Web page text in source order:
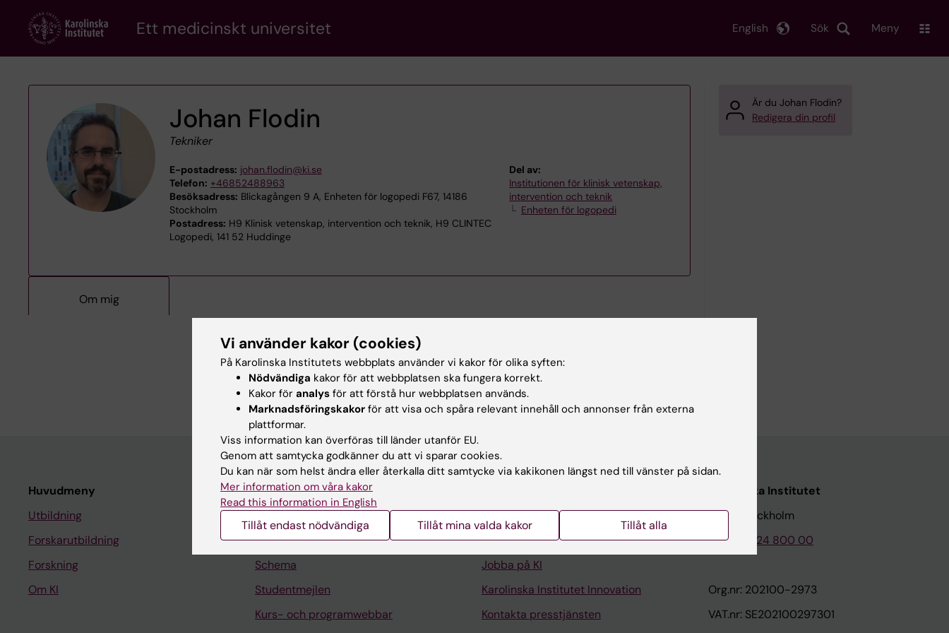
content
Ett medicinskt universitet Sök
English Meny
Johan Flodin
Tekniker
E-postadress: johan.flodin@ki.se
Telefon: +46852488963
Besöksadress: Blickagången 9 A, Enheten för logopedi F67, 14186
Stockholm
Postadress: H9 Klinisk vetenskap, intervention och teknik, H9 CLINTEC
Logopedi, 141 52 Huddinge
Del av:
Institutionen för klinisk vetenskap,
intervention och teknik
Enheten för logopedi
Om mig
Om mig
Teknikansvarig på enheten för Logopedi.
Medicinsk Teknik, Högskoleingenjör, KTH
Är du Johan Flodin?
Redigera din profil
Huvudmeny
Utbildning
Forskarutbildning
Forskning
Om KI
Student
Ladok
Canvas
Schema
Studentmejlen
Kurs- och programwebbar
Universitetsbiblioteket
Stöd forskning och utbildning
Jobba på KI
Karolinska Institutet Innovation
Kontakta presstjänsten
Karolinska Institutet
171 77 Stockholm
Tel: 08-524 800 00
Org.nr: 202100-2973
VAT.nr: SE202100297301
Vi använder kakor (cookies)
På Karolinska Institutets webbplats använder vi kakor för olika syften:
Nödvändiga kakor för att webbplatsen ska fungera korrekt.
Kakor för analys för att förstå hur webbplatsen används.
Marknadsföringskakor för att visa och spåra relevant innehåll och annonser från externa
plattformar.
Viss information kan överföras till länder utanför EU.
Genom att samtycka godkänner du att vi sparar cookies.
Du kan när som helst ändra eller återkalla ditt samtycke via kakikonen längst ned till vänster på sidan.
Mer information om våra kakor
Read this information in English
Tillåt endast nödvändiga Tillåt mina valda kakor Tillåt alla